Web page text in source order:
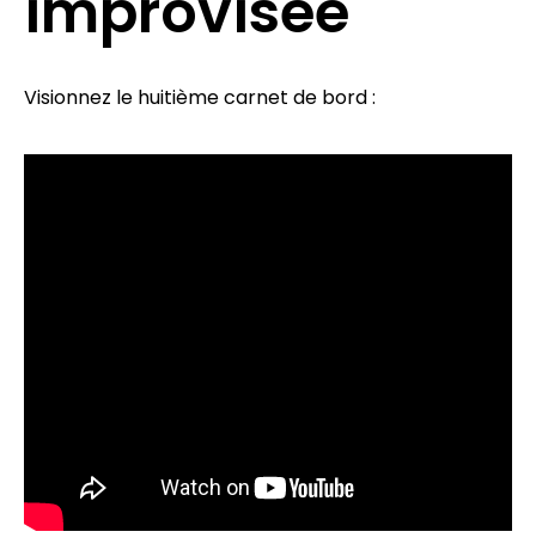
Visionnez le huitième carnet de bord :